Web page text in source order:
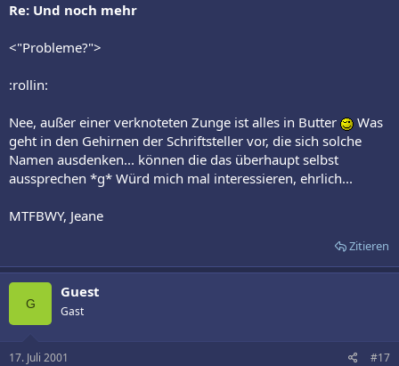
Re: Und noch mehr
<"Probleme?">
:rollin:
Nee, außer einer verknoteten Zunge ist alles in Butter
Was
geht in den Gehirnen der Schriftsteller vor, die sich solche
Namen ausdenken... können die das überhaupt selbst
aussprechen *g* Würd mich mal interessieren, ehrlich...
MTFBWY, Jeane
Zitieren
G
Guest
Gast
17. Juli 2001 #17